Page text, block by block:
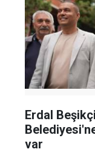
Erdal
var